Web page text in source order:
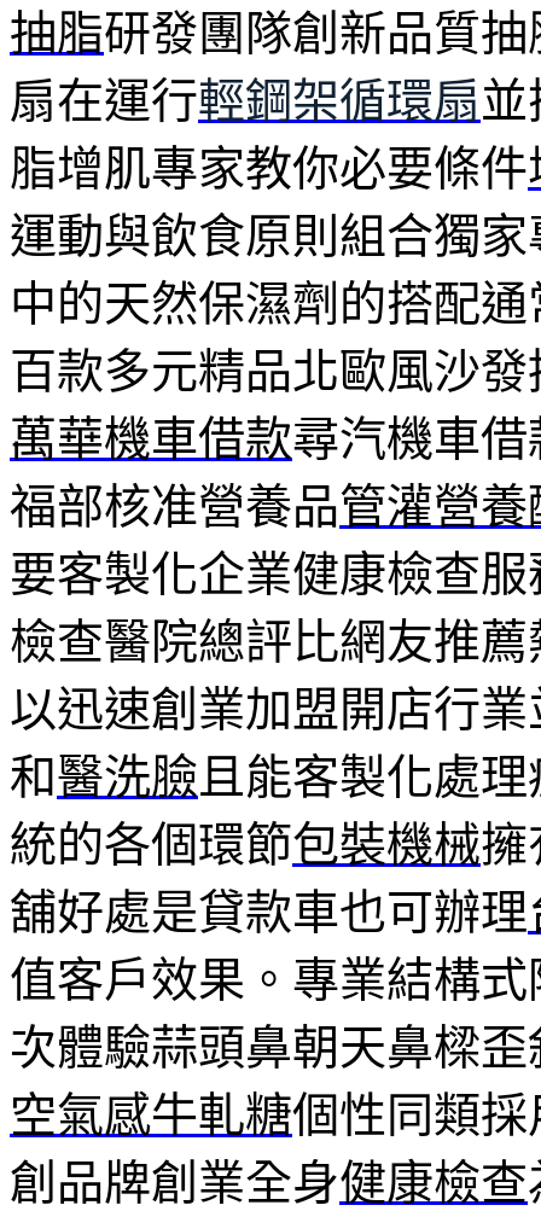
抽脂研發團隊創新品質
扇在運行輕鋼架循環扇
脂增肌專家教你必要條件
運動與飲食原則組合獨
中的天然保濕劑的搭配
百款多元精品北歐風沙
萬華機車借款尋汽機車
福部核准營養品管灌營養
要客製化企業健康檢查服
檢查醫院總評比網友推
以迅速創業加盟開店行
和醫洗臉 且能客製化處
統的各個環節包裝機械擁
舖好處是貸款車也可辦理
值客戶效果。專業結構
次體驗蒜頭鼻朝天鼻樑
空氣感牛軋糖個性同類
創品牌創業全身健康檢查